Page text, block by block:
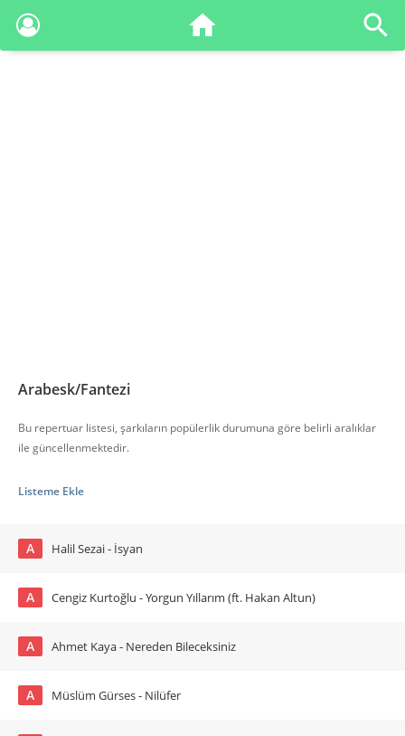
Arabesk/Fantezi
Bu repertuar listesi, şarkıların popülerlik durumuna göre belirli aralıklar
ile güncellenmektedir.
Listeme Ekle
A Halil Sezai - İsyan
A Cengiz Kurtoğlu - Yorgun Yıllarım (ft. Hakan Altun)
A Ahmet Kaya - Nereden Bileceksiniz
A Müslüm Gürses - Nilüfer